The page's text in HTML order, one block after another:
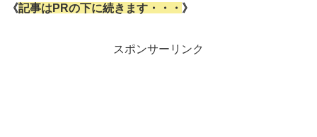
《記事はPRの下に続きます・・・ 》
スポンサーリンク